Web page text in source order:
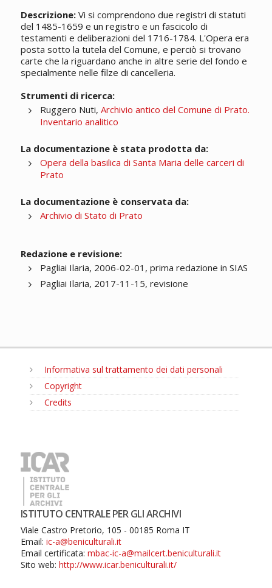
Descrizione:Vi si comprendono due registri di statuti
del 1485-1659 e un registro e un fascicolo di
testamenti e deliberazioni del 1716-1784. L'Opera era
posta sotto la tutela del Comune, e perciò si trovano
carte che la riguardano anche in altre serie del fondo e
specialmente nelle filze di cancelleria.
Strumenti di ricerca:
Ruggero Nuti, Archivio antico del Comune di Prato.
Inventario analitico
La documentazione è stata prodotta da:
Opera della basilica di Santa Maria delle carceri di
Prato
La documentazione è conservata da:
Archivio di Stato di Prato
Redazione e revisione:
Pagliai Ilaria, 2006-02-01, prima redazione in SIAS
Pagliai Ilaria, 2017-11-15, revisione
Informativa sul trattamento dei dati personali
Copyright
Credits
ISTITUTO CENTRALE PER GLI ARCHIVI
Viale Castro Pretorio, 105 - 00185 Roma IT
Email: ic-a@beniculturali.it
Email certificata: mbac-ic-a@mailcert.beniculturali.it
Sito web: http://www.icar.beniculturali.it/